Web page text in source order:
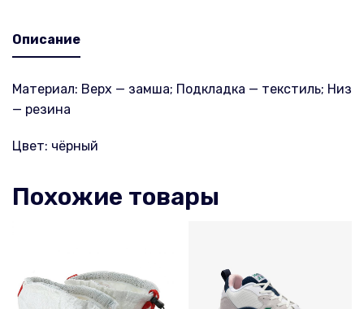
Описание
Материал: Верх — замша; Подкладка — текстиль; Низ
— резина
Цвет: чёрный
Похожие товары